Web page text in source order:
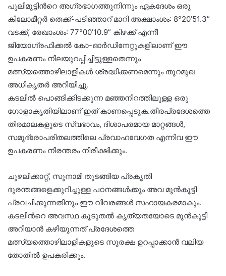
പുലിമുട്ടിന്‍റെ അഗ്രഭാഗത്തുനിന്നും ഏകദേശം ഒരു
കിലോമീറ്റർ തെക്ക്-പടിഞ്ഞാറ് മാറി അക്ഷാംശം: 8°20’51.3”
വടക്ക്, രേഖാംശം: 77°00’10.9” കിഴക്ക് എന്നീ
ജിയോഗ്രഫിക്കൽ കോ-ഓർഡിനേറ്റുകളിലാണ് ഈ
ഉപകരണം നിലയുറപ്പിച്ചിട്ടുള്ളതെന്നും
മത്സ്യത്തൊഴിലാളികൾ ശ്രദ്ധിക്കണമെന്നും തുറമുഖ
അധികൃതർ അറിയിച്ചു.
കടലിൽ പൊങ്ങിക്കിടക്കുന്ന മഞ്ഞനിറത്തിലുള്ള ഒരു
ഗോളാകൃതിയിലാണ് ഇത് കാണപ്പെടുക.തീരപ്രദേശത്തെ
തിരമാലകളുടെ സ്വഭാവം, ദിശാപരമായ മാറ്റങ്ങൾ,
സമുദ്രോപരിതലത്തിലെ പ്രവാഹവേഗത എന്നിവ ഈ
ഉപകരണം നിരന്തരം നിരീക്ഷിക്കും.
ചുഴലിക്കാറ്റ്, സുനാമി തുടങ്ങിയ പ്രകൃതി
ദുരന്തങ്ങളെക്കുറിച്ചുള്ള പഠനങ്ങൾക്കും അവ മുൻകൂട്ടി
പ്രവചിക്കുന്നതിനും ഈ വിവരങ്ങൾ സഹായകരമാകും.
കടലിന്‍റെ അവസ്ഥ കൂടുതൽ കൃത്യതയോടെ മുൻകൂട്ടി
അറിയാൻ കഴിയുന്നത് പ്രദേശത്തെ
മത്സ്യത്തൊഴിലാളികളുടെ സുരക്ഷ ഉറപ്പാക്കാൻ വലിയ
തോതിൽ ഉപകരിക്കും.